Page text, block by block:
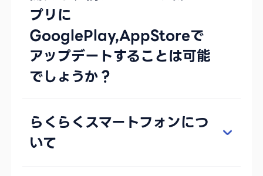
プリに
GooglePlay,AppStoreで
アップデートすることは可能
でしょうか？
らくらくスマートフォンにつ
いて